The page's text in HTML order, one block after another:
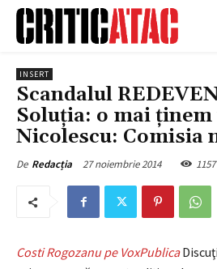
INSERT
Scandalul
Soluţia: o mai ţinem
Nicolescu: Comisia
De Redacția 27 noiembrie 2014 1157
Costi Rogozanu pe VoxPublica